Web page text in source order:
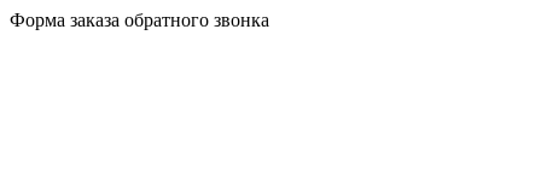
Форма заказа обратного звонка